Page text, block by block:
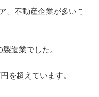
、不動産企業が多いこ
造業でした。
を超えています。